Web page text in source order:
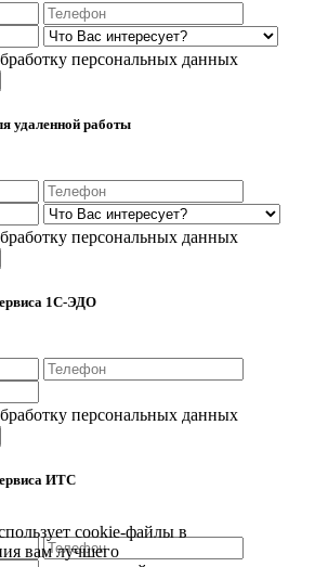
персональных данных
удаленной работы
персональных данных
1С-ЭДО
персональных данных
ИТС
cookie-файлы в
вам лучшего